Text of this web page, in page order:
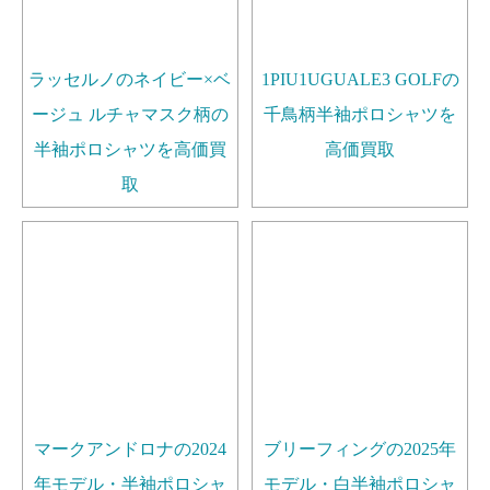
ラッセルノのネイビー×ベ
ージュ ルチャマスク柄の
半袖ポロシャツを高価買
取
1PIU1UGUALE3 GOLFの
千鳥柄半袖ポロシャツを
高価買取
マークアンドロナの2024
年モデル・半袖ポロシャ
ブリーフィングの2025年
モデル・白半袖ポロシャ